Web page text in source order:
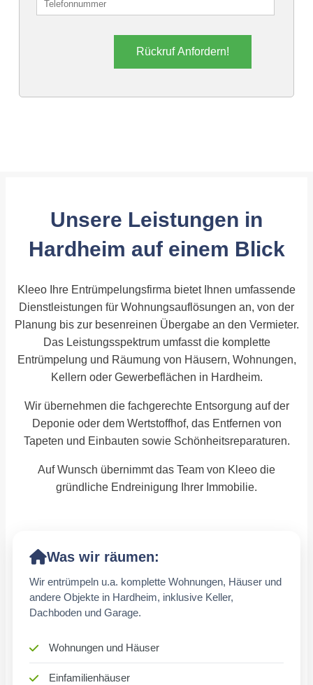
Rückruf Anfordern!
Unsere Leistungen in
Hardheim auf einem Blick
Kleeo Ihre Entrümpelungsfirma bietet Ihnen umfassende
Dienstleistungen für Wohnungsauflösungen an, von der
Planung bis zur besenreinen Übergabe an den Vermieter.
Das Leistungsspektrum umfasst die komplette
Entrümpelung und Räumung von Häusern, Wohnungen,
Kellern oder Gewerbeflächen in Hardheim.
Wir übernehmen die fachgerechte Entsorgung auf der
Deponie oder dem Wertstoffhof, das Entfernen von
Tapeten und Einbauten sowie Schönheitsreparaturen.
Auf Wunsch übernimmt das Team von Kleeo die
gründliche Endreinigung Ihrer Immobilie.
Was wir räumen:
Wir entrümpeln u.a. komplette Wohnungen, Häuser und
andere Objekte in Hardheim, inklusive Keller,
Dachboden und Garage.
Wohnungen und Häuser
Einfamilienhäuser